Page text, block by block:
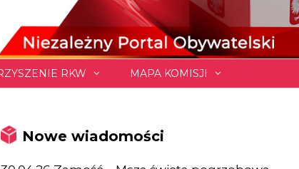
RKW MAPA KOMISJI
Nowe wiadomości